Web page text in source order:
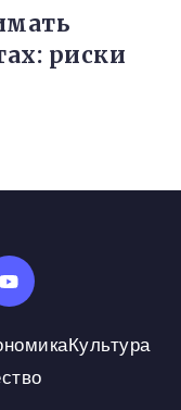
риски
Культура